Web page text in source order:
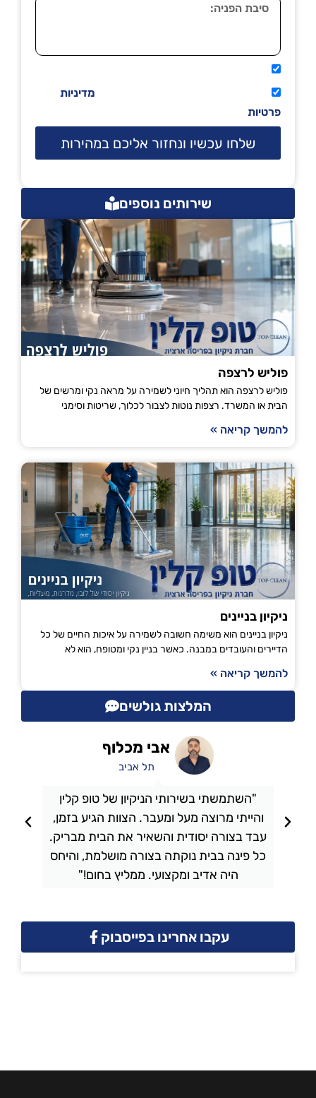
מדיניות
פרטיות
שלחו עכשיו ונחזור אליכם במהירות
שירותים נוספים
פוליש לרצפה
פוליש לרצפה הוא תהליך חיוני לשמירה על מראה נקי ומרשים של
הבית או המשרד. רצפות נוטות לצבור לכלוך, שריטות וסימני
להמשך קריאה »
ניקיון בניינים
ניקיון בניינים הוא משימה חשובה לשמירה על איכות החיים של כל
הדיירים והעובדים במבנה. כאשר בניין נקי ומטופח, הוא לא
להמשך קריאה »
המלצות גולשים
"השתמשתי בשירותי הניקיון של טופ קלין
והייתי מרוצה מעל ומעבר. הצוות הגיע בזמן,
עבד בצורה יסודית והשאיר את הבית מבריק.
כל פינה בבית נוקתה בצורה מושלמת, והיחס
היה אדיב ומקצועי. ממליץ בחום!"
אבי מכלוף
תל אביב
עקבו אחרינו בפייסבוק